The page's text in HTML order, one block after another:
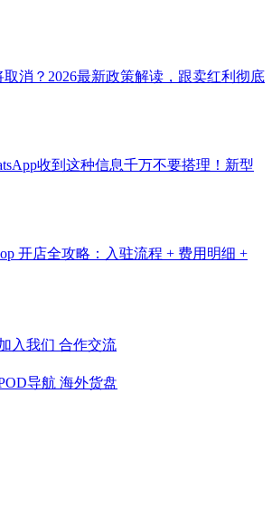
消？2026最新政策解读，跟卖红利彻底
收到这种信息千万不要搭理！新型
开店全攻略：入驻流程 + 费用明细 +
入我们 合作交流
导航 海外货盘